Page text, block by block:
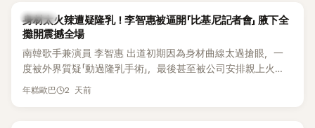
K-POP
身材太火辣遭疑隆乳！李智惠被逼開「比基尼記者會」 腋下全
攤開震撼全場
南韓歌手兼演員 李智惠 出道初期因為身材曲線太過搶眼，一
度被外界質疑「動過隆乳手術」，最後甚至被公司安排親上火
線，召開前所未見的「泳裝記者會」澄清。這場記者會後來還被
年糕歐巴 2 天前